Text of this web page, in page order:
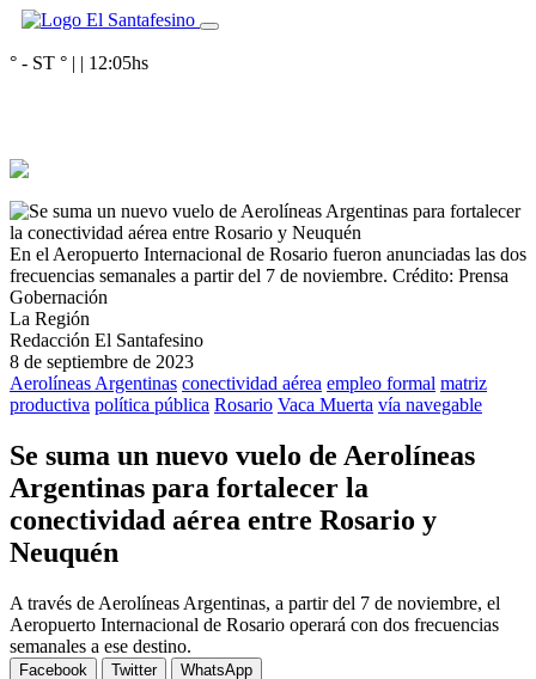
° - ST ° | | 12:05hs
En el Aeropuerto Internacional de Rosario fueron anunciadas las dos
frecuencias semanales a partir del 7 de noviembre. Crédito: Prensa
Gobernación
La Región
Redacción El Santafesino
8 de septiembre de 2023
Aerolíneas Argentinas conectividad aérea empleo formal matriz
productiva política pública Rosario Vaca Muerta vía navegable
Se suma un nuevo vuelo de Aerolíneas
Argentinas para fortalecer la
conectividad aérea entre Rosario y
Neuquén
A través de Aerolíneas Argentinas, a partir del 7 de noviembre, el
Aeropuerto Internacional de Rosario operará con dos frecuencias
semanales a ese destino.
Facebook Twitter WhatsApp